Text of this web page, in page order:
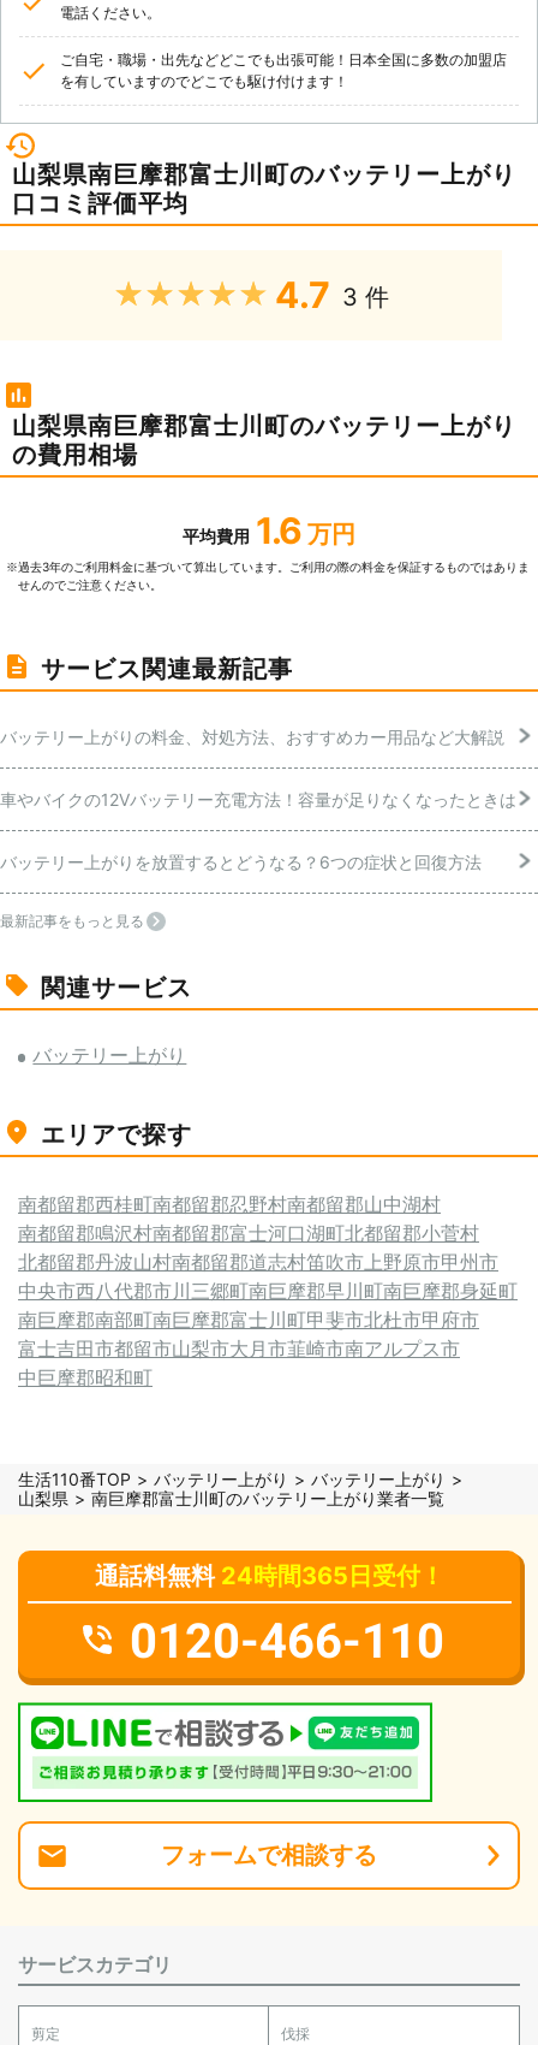
電話ください。
ご自宅・職場・出先などどこでも出張可能！日本全国に多数の加盟店
を有していますのでどこでも駆け付けます！
山梨県南巨摩郡富士川町のバッテリー上がり
口コミ評価平均
★★★★★ 4.7 3 件
山梨県南巨摩郡富士川町のバッテリー上がり
の費用相場
平均費用 1.6 万円
※過去3年のご利⽤料⾦に基づいて算出しています。ご利⽤の際の料⾦を保証するものではありま
せんのでご注意ください。
サービス関連最新記事
バッテリー上がりの料金、対処方法、おすすめカー用品など大解説
車やバイクの12Vバッテリー充電方法！容量が足りなくなったときは
バッテリー上がりを放置するとどうなる？6つの症状と回復方法
最新記事をもっと見る
関連サービス
バッテリー上がり
エリアで探す
南都留郡西桂町南都留郡忍野村南都留郡山中湖村
南都留郡鳴沢村南都留郡富士河口湖町北都留郡小菅村
北都留郡丹波山村南都留郡道志村笛吹市上野原市甲州市
中央市西八代郡市川三郷町南巨摩郡早川町南巨摩郡身延町
南巨摩郡南部町南巨摩郡富士川町甲斐市北杜市甲府市
富士吉田市都留市山梨市大月市韮崎市南アルプス市
中巨摩郡昭和町
生活110番TOP バッテリー上がり
バッテリー上がり
山梨県
南巨摩郡富士川町のバッテリー上がり業者一覧
通話料無料 24時間365日受付！
0120-466-110
フォームで相談する
サービスカテゴリ
剪定 伐採